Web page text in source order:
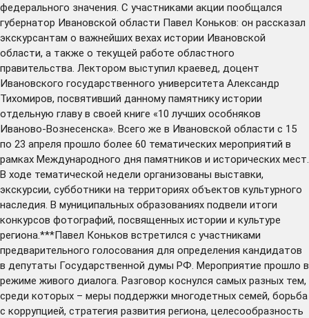
федерального значения. С участниками акции пообщался
губернатор Ивановской области Павел Коньков: он рассказал
экскурсантам о важнейших вехах истории Ивановской
области, а также о текущей работе областного
правительства. Лектором выступил краевед, доцент
Ивановского государственного университета Александр
Тихомиров, посвятивший данному памятнику истории
отдельную главу в своей книге «10 лучших особняков
Иваново-Вознесенска». Всего же в Ивановской области с 15
по 23 апреля прошло более 60 тематических мероприятий в
рамках Международного дня памятников и исторических мест.
В ходе тематической недели организованы выставки,
экскурсии, субботники на территориях объектов культурного
наследия. В муниципальных образованиях подвели итоги
конкурсов фотографий, посвященных истории и культуре
региона.***Павел Коньков встретился с участниками
предварительного голосования для определения кандидатов
в депутаты Государственной думы РФ. Мероприятие прошло в
режиме живого диалога. Разговор коснулся самых разных тем,
среди которых – меры поддержки многодетных семей, борьба
с коррупцией, стратегия развития региона, целесообразность